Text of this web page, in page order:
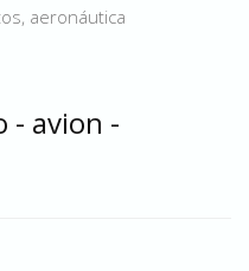
aeronáutica
- avion -